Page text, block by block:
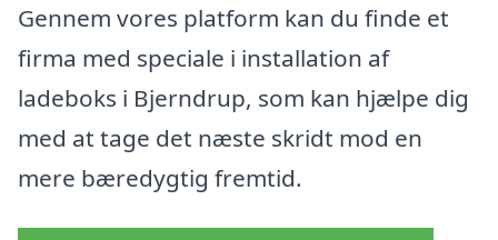
Gennem vores platform kan du finde et
firma med speciale i installation af
ladeboks i Bjerndrup, som kan hjælpe dig
med at tage det næste skridt mod en
mere bæredygtig fremtid.